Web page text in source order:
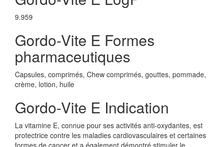
9.959
Gordo-Vite E Formes
pharmaceutiques
Capsules, comprimés, Chew comprimés, gouttes, pommade,
crème, lotion, huile
Gordo-Vite E Indication
La vitamine E, connue pour ses activités anti-oxydantes, est
protectrice contre les maladies cardiovasculaires et certaines
formes de cancer et a également démontré stimuler le